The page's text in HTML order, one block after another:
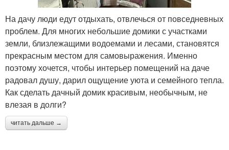
На дачу люди едут отдыхать, отвлечься от повседневных
проблем. Для многих небольшие домики с участками
земли, близлежащими водоемами и лесами, становятся
прекрасным местом для самовыражения. Именно
поэтому хочется, чтобы интерьер помещений на даче
радовал душу, дарил ощущение уюта и семейного тепла.
Как сделать дачный домик красивым, необычным, не
влезая в долги?
читать дальше →